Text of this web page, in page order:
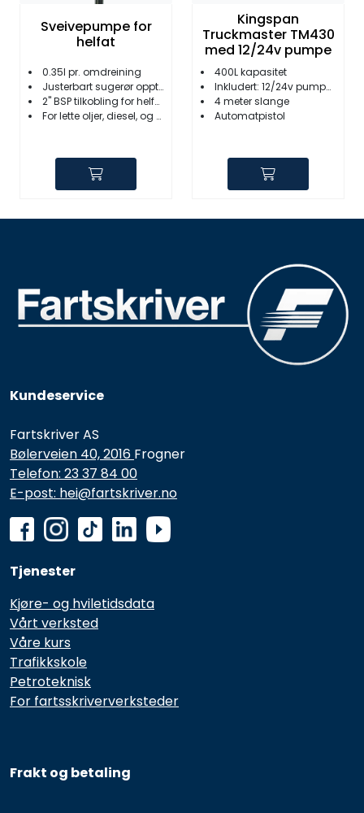
Sveivepumpe for
helfat
0.35l pr. omdreining
Justerbart sugerør opptil 100cm
2" BSP tilkobling for helfat
For lette oljer, diesel, og frostvæske
Kingspan
Truckmaster TM430
med 12/24v pumpe
400L kapasitet
Inkludert: 12/24v pumpe 50 liter i minuttet
4 meter slange
Automatpistol
Frakt og betaling
Kundeservice
Fartskriver AS
Bølerveien 40, 2016 Frogner
Telefon: 23 37 84 00
E-post: hei@fartskriver.no
Tjenester
Kjøre- og hviletidsdata
Vårt verksted
Våre kurs
Trafikkskole
Petroteknisk
For fartsskriververksteder